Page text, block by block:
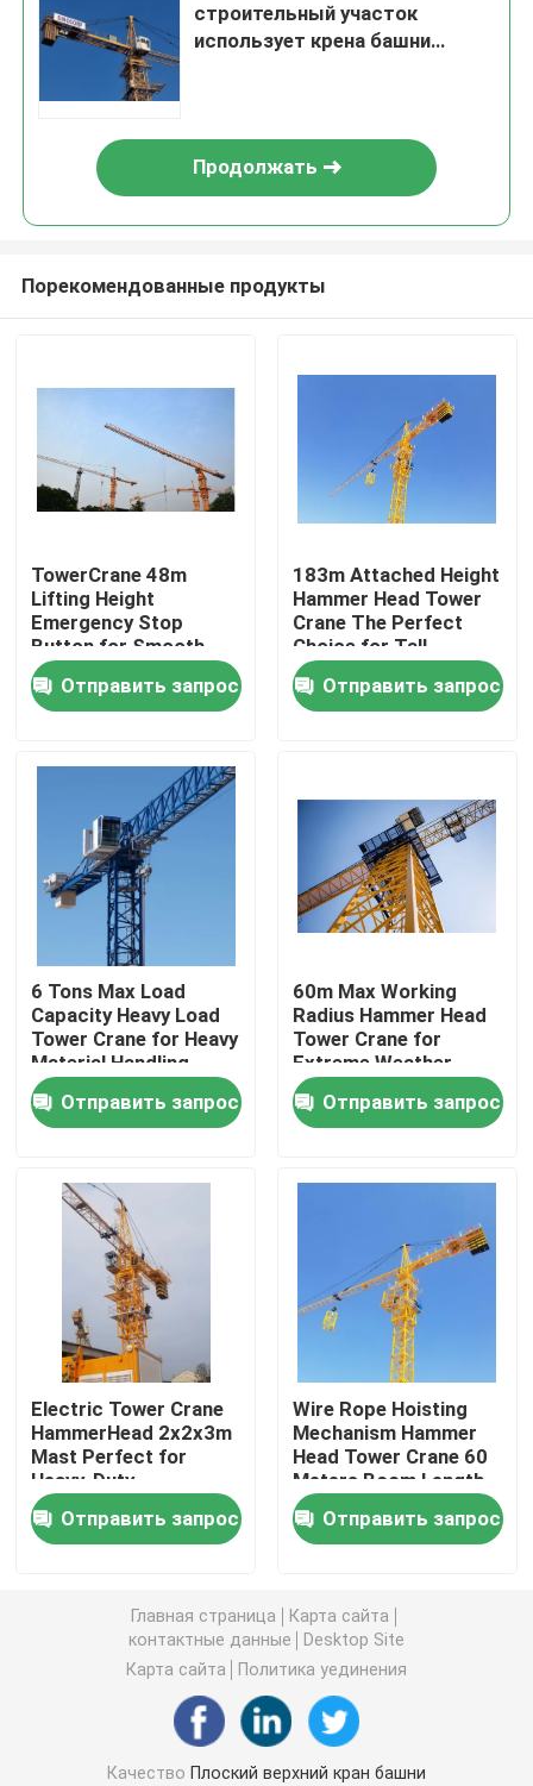
Главная страница
Продукция
Ролики
Наша фабрика
контроль качества
контактные данные
Отправить запрос
Кран башни бабы молота
Luffing кран башни
Строительный подъемник
Кран башни заграждения
Гиб башенный кран
строительный подъемник
8-тонный башенный кран
10-тонный башенный кран
строительный участок
использует крена башни
Продолжать
Порекомендованные продукты
TowerCrane 48m
Lifting Height
Emergency Stop
Button for Smooth
and Safe Construction
Отправить запрос
183m Attached Height
Hammer Head Tower
Crane The Perfect
Choice for Tall
Structures
Отправить запрос
6 Tons Max Load
Capacity Heavy Load
Tower Crane for Heavy
Material Handling
Requirements
Отправить запрос
60m Max Working
Radius Hammer Head
Tower Crane for
Extreme Weather
Conditions
Construction
Отправить запрос
Electric Tower Crane
HammerHead 2x2x3m
Mast Perfect for
Heavy-Duty
Construction and
Efficiency
Отправить запрос
Wire Rope Hoisting
Mechanism Hammer
Head Tower Crane 60
Meters Boom Length
Suitable for -20C-50C
Environments
Отправить запрос
Главная страница
Карта сайта
контактные данные
Desktop Site
Карта сайта
Политика уединения
Качество Плоский верхний кран башни